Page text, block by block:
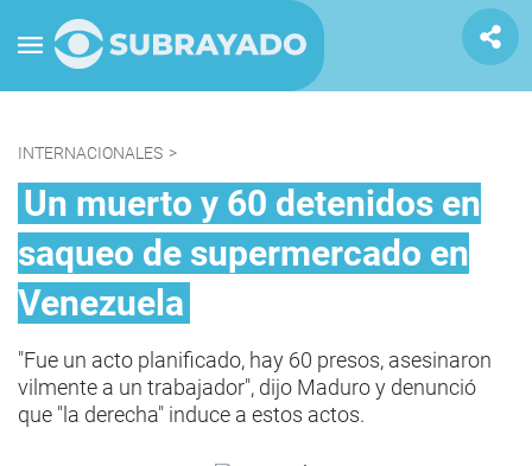
INTERNACIONALES >
Un muerto y 60 detenidos en
saqueo de supermercado en
Venezuela
"Fue un acto planificado, hay 60 presos, asesinaron
vilmente a un trabajador", dijo Maduro y denunció
que "la derecha" induce a estos actos.